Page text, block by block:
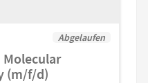
Abgelaufen
Molecular
(m/f/d)